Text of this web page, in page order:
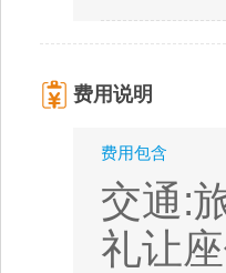
费用说明
费用包含
交通:
礼让